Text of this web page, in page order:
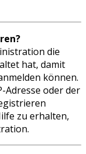
die
hat, damit
können.
Adresse oder der
zu erhalten,